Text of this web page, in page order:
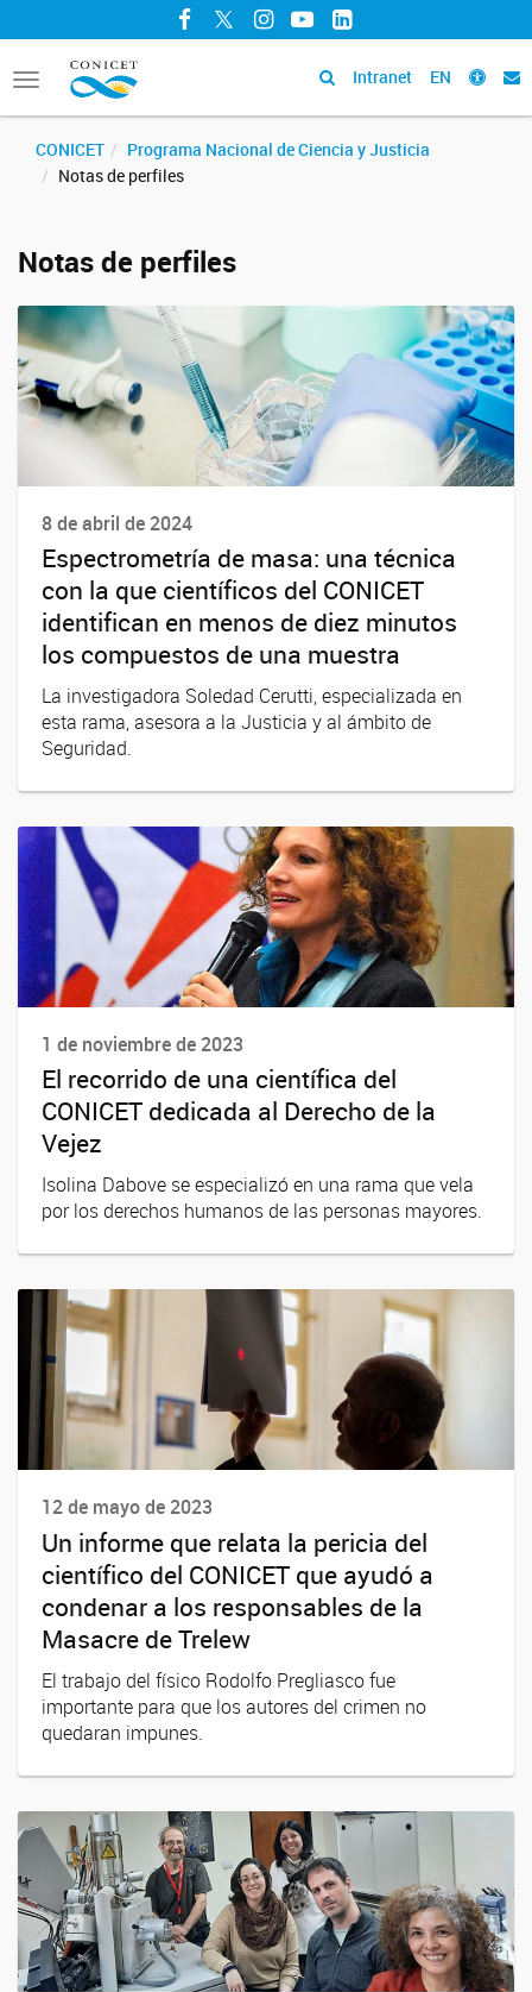
Facebook
TwitterInstagram
YouTubeLinkedIn
Toggle
navigation
Intranet EN
CONICET
Programa Nacional de Ciencia y Justicia
Notas de perfiles
Notas de perfiles
8 de abril de 2024
Espectrometría de masa: una técnica
con la que científicos del CONICET
identifican en menos de diez minutos
los compuestos de una muestra
La investigadora Soledad Cerutti, especializada en
esta rama, asesora a la Justicia y al ámbito de
Seguridad.
1 de noviembre de 2023
El recorrido de una científica del
CONICET dedicada al Derecho de la
Vejez
Isolina Dabove se especializó en una rama que vela
por los derechos humanos de las personas mayores.
12 de mayo de 2023
Un informe que relata la pericia del
científico del CONICET que ayudó a
condenar a los responsables de la
Masacre de Trelew
El trabajo del físico Rodolfo Pregliasco fue
importante para que los autores del crimen no
quedaran impunes.